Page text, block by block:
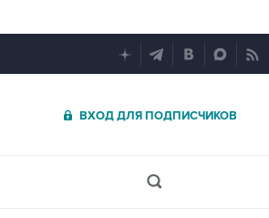
ВХОД ДЛЯ ПОДПИСЧИКОВ